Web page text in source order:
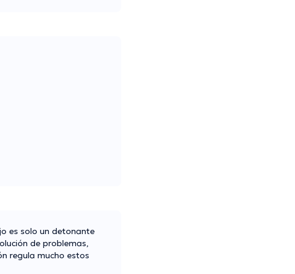
es solo un detonante
de problemas,
regula mucho estos